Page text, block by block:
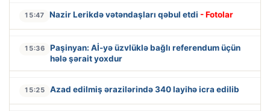
15:47 Nazir Lerikdə vətəndaşları qəbul etdi - Fotolar
15:36
Paşinyan: Aİ-yə üzvlüklə bağlı referendum üçün
hələ şərait yoxdur
15:25 Azad edilmiş ərazilərində 340 layihə icra edilib